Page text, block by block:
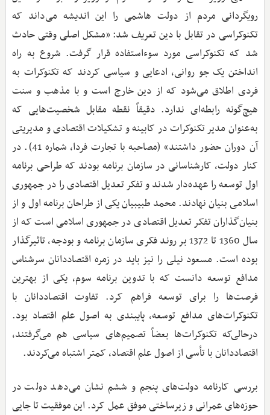
رویگردانی مردم از دولت هاشمی را این اندیشه می‌داند که
تکنوکراسی در تقابل با دین تعریف شد: «مشکل اصلی وقتی حادث
شد که تکنوکراسی مورد سوءاستفاده قرار گرفت. شروع به راه
انداختن یک جو روانی، ادعایی و سیاسی کردند که تکنوکرات به
فردی اطلاق می‌شود که از دین خارج است و با مذهب و سنت
هیچ‌گونه رابطه‌ای ندارد. دقیقاً نقطه مقابل شخصیت‌هایی که
به‌عنوان مدیر تکنوکرات در کابینه و تشکیلات اقتصادی و مدیریتی
آن دوران حضور داشتند» (مصاحبه با تجارت فردا، شماره 41). در
کنار دولت، کارشناسانی در سازمان برنامه بودند که طراحی برنامه
اول توسعه را عهده‌دار شدند و تفکر تعدیل اقتصادی را در جمهوری
اسلامی بنیان نهادند. محمد طبیبیان یکی از طراحان برنامه اول و از
بنیان‌گذاران تفکر تعدیل اقتصادی در جمهوری اسلامی است که از
سال 1360 تا 1372 بر روند فکری سازمان برنامه و بودجه، تاثیرگذار
بوده است. مسعود نیلی را نیز باید در زمره اقتصاددانان سرشناس
مدافع توسعه دانست که با تدوین برنامه‌ سوم، یکی از بهترین
فرصت‌ها را برای توسعه فراهم کرد. تفاوت اقتصاددانان با
تکنوکرات‌های مدافع توسعه، پایبندی به اصول علم اقتصاد بود.
درحالی‌که تکنوکرات‌ها بعضاً تصمیم‌های سیاسی هم می‌گرفتند،
اقتصاددانان با تأسی از اصول علم اقتصاد، کمتر اشتباه می‌کردند.
بررسی کارنامه دولت‎‌‎های پنجم و ششم نشان می‎‌‎دهد دولت در
حوزه‎‌‎های عمرانی و زیرساختی موفق عمل کرد. این موفقیت تا جایی